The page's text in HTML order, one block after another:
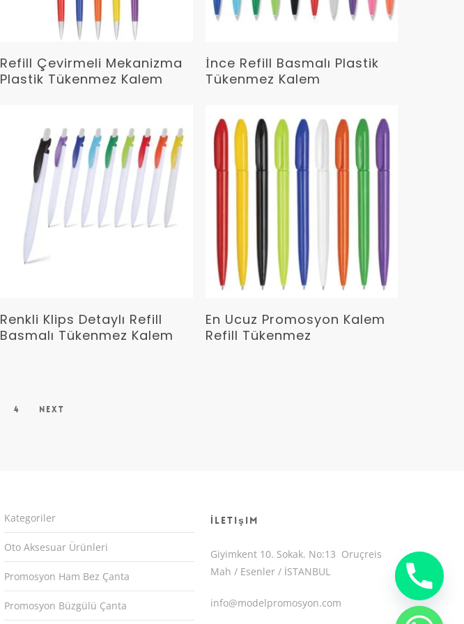
Devamını Oku
Refill Çevirmeli Mekanizma
Plastik Tükenmez Kalem
Devamını Oku
İnce Refill Basmalı Plastik
Tükenmez Kalem
Devamını Oku
Renkli Klips Detaylı Refill
Basmalı Tükenmez Kalem
Devamını Oku
En Ucuz Promosyon Kalem
Refill Tükenmez
4 Next
Kategoriler
Oto Aksesuar Ürünleri
Promosyon Ham Bez Çanta
Promosyon Büzgülü Çanta
İletişim
Giyimkent 10. Sokak. No:13 Oruçreis
Mah / Esenler / İSTANBUL
info@modelpromosyon.com